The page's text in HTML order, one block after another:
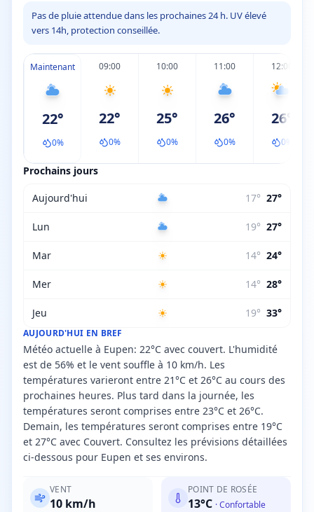
AUJOURD'HUI EN BREF
Météo actuelle à Eupen: 22°C avec couvert. L'humidité
est de 56% et le vent souffle à 10 km/h. Les
températures varieront entre 21°C et 26°C au cours des
prochaines heures. Plus tard dans la journée, les
températures seront comprises entre 23°C et 26°C.
Demain, les températures seront comprises entre 19°C
et 27°C avec Couvert. Consultez les prévisions détaillées
ci-dessous pour Eupen et ses environs.
VENT
10 km/h
POINT DE ROSÉE
13°C ·Confortable
Pas de pluie attendue dans les prochaines 24 h. UV élevé
vers 14h, protection conseillée.
Maintenant
22°
0%
09:00
22°
0%
10:00
25°
0%
11:00
26°
0%
12:00
26°
0
Prochains jours
Aujourd'hui 17° 27°
Lun 19° 27°
Mar 14° 24°
Mer 14° 28°
Jeu 19° 33°